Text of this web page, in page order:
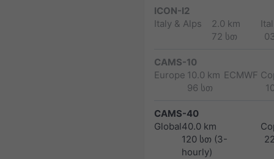
ICON-I2
Italy & Alps
2.0 km
72 სთ
CAMS-10
Europe 10.0 km
96 სთ
ECMWF
CAMS-40
Global40.0 km
120 სთ (3-
hourly)